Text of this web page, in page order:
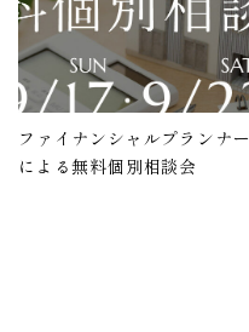
ファイナンシャルプランナー
による無料個別相談会